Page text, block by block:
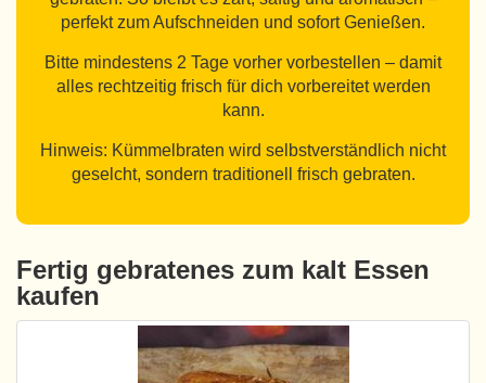
perfekt zum Aufschneiden und sofort Genießen.
Bitte mindestens 2 Tage vorher vorbestellen – damit
alles rechtzeitig frisch für dich vorbereitet werden
kann.
Hinweis: Kümmelbraten wird selbstverständlich nicht
geselcht, sondern traditionell frisch gebraten.
Fertig gebratenes zum kalt Essen
kaufen